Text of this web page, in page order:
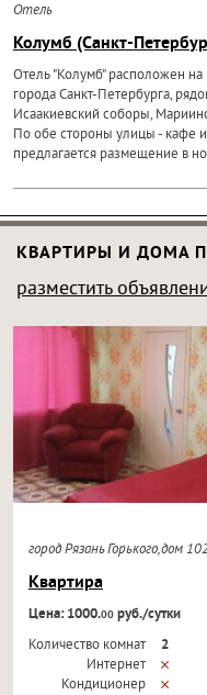
Отель
Колумб (Санкт-
Отель "Колумб" расположен на
города Санкт-Петербурга,
Исаакиевский соборы,
По обе стороны улицы - кафе
предлагается размещение в
КВАРТИРЫ И ДОМА
разместить
город Рязань Горького,дом
Квартира
Цена: 1000.00руб./сутки
Количество комнат
2
Интернет
Кондиционер